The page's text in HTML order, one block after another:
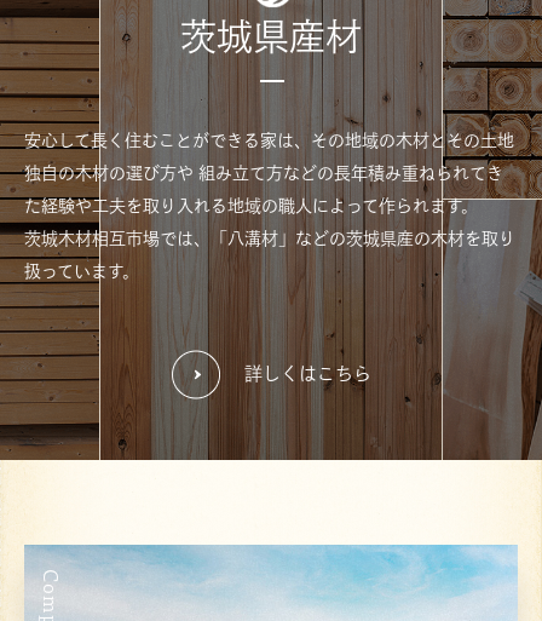
茨城県産材
安心して長く住むことができる家は、その地域の木材とその土地
独自の木材の選び方や 組み立て方などの長年積み重ねられてき
た経験や工夫を取り入れる地域の職人によって作られます。
茨城木材相互市場では、「八溝材」などの茨城県産の木材を取り
扱っています。
詳しくはこちら